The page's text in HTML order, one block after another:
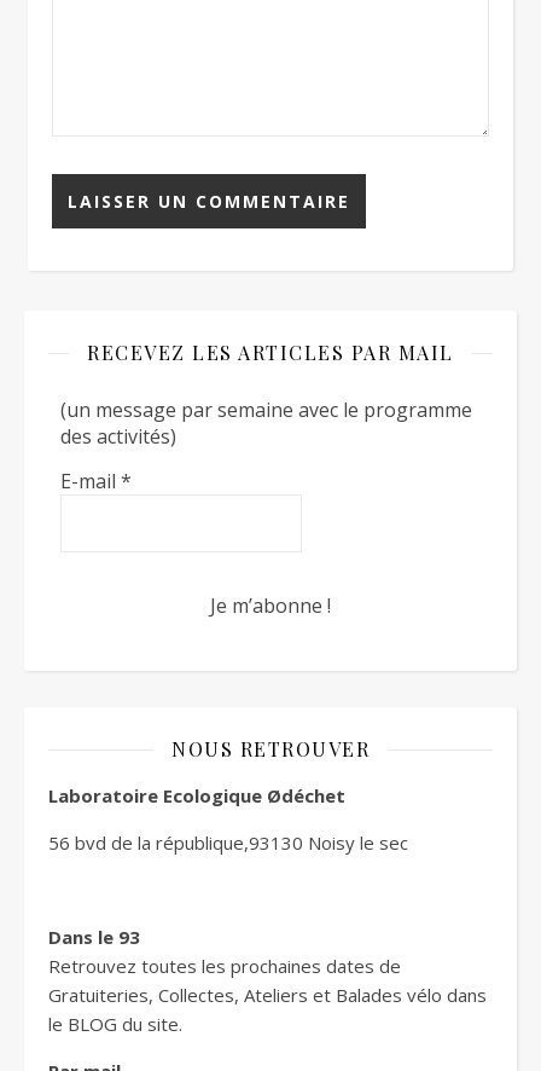
RECEVEZ LES ARTICLES PAR MAIL
(un message par semaine avec le programme
des activités)
E-mail *
NOUS RETROUVER
Laboratoire Ecologique Ødéchet
56 bvd de la république,93130 Noisy le sec
Dans le 93
Retrouvez toutes les prochaines dates de
Gratuiteries, Collectes, Ateliers et Balades vélo dans
le BLOG du site.